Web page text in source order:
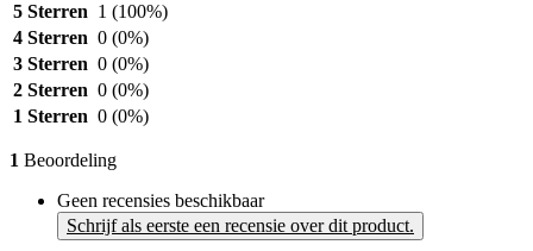
5 Sterren 1 (100%)
4 Sterren 0 (0%)
3 Sterren 0 (0%)
2 Sterren 0 (0%)
1 Sterren 0 (0%)
1 Beoordeling
Geen recensies beschikbaar
Schrijf als eerste een recensie over dit product.